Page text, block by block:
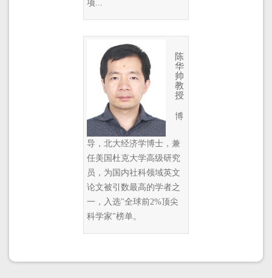
项...
陈
华
帅
教
授
博
导，北大经济学博士，兼
任美国杜克大学高级研究
员，为国内社科领域英文
论文被引数最高的学者之
一，入选"全球前2%顶尖
科学家"榜单。